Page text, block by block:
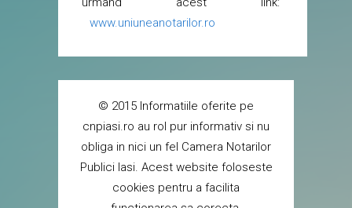
www.uniuneanotarilor.ro
© 2015 Informatiile oferite pe
cnpiasi.ro au rol pur informativ si nu
obliga in nici un fel Camera Notarilor
Publici Iasi. Acest website foloseste
cookies pentru a facilita